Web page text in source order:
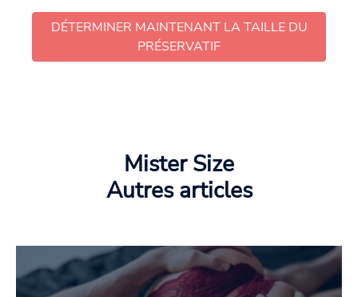
DÉTERMINER MAINTENANT LA TAILLE DU
PRÉSERVATIF
Mister Size
Autres articles